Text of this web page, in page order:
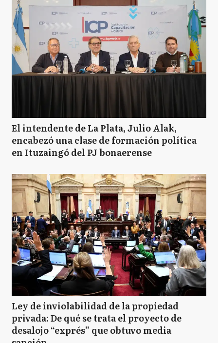
El intendente de La Plata, Julio Alak,
encabezó una clase de formación política
en Ituzaingó del PJ bonaerense
Ley de inviolabilidad de la propiedad
privada: De qué se trata el proyecto de
desalojo “exprés” que obtuvo media